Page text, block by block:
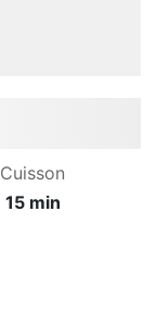
Cuisson
15 min